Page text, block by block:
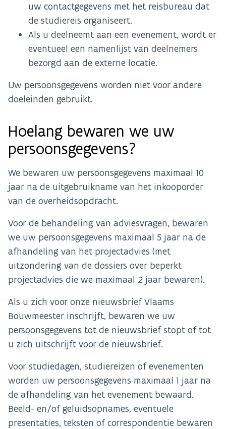
uw contactgegevens met het reisbureau dat
de studiereis organiseert.
Als u deelneemt aan een evenement, wordt er
eventueel een namenlijst van deelnemers
bezorgd aan de externe locatie.
Uw persoonsgegevens worden niet voor andere
doeleinden gebruikt.
Hoelang bewaren we uw
persoonsgegevens?
We bewaren uw persoonsgegevens maximaal 10
jaar na de uitgebruikname van het inkooporder
van de overheidsopdracht.
Voor de behandeling van adviesvragen, bewaren
we uw persoonsgegevens maximaal 5 jaar na de
afhandeling van het projectadvies (met
uitzondering van de dossiers over beperkt
projectadvies die we maximaal 2 jaar bewaren).
Als u zich voor onze nieuwsbrief Vlaams
Bouwmeester inschrijft, bewaren we uw
persoonsgegevens tot de nieuwsbrief stopt of tot
u zich uitschrijft voor de nieuwsbrief.
Voor studiedagen, studiereizen of evenementen
worden uw persoonsgegevens maximaal 1 jaar na
de afhandeling van het evenement bewaard.
Beeld- en/of geluidsopnames, eventuele
presentaties, teksten of correspondentie bewaren